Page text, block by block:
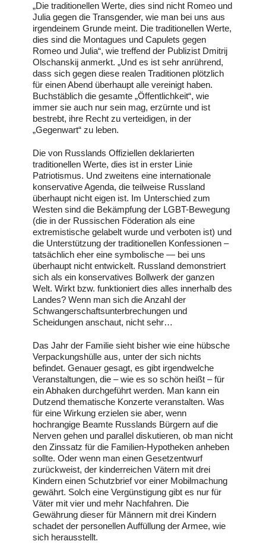
„Die traditionellen Werte, dies sind nicht Romeo und
Julia gegen die Transgender, wie man bei uns aus
irgendeinem Grunde meint. Die traditionellen Werte,
dies sind die Montagues und Capulets gegen
Romeo und Julia“, wie treffend der Publizist Dmitrij
Olschanskij anmerkt. „Und es ist sehr anrührend,
dass sich gegen diese realen Traditionen plötzlich
für einen Abend überhaupt alle vereinigt haben.
Buchstäblich die gesamte „Öffentlichkeit“, wie
immer sie auch nur sein mag, erzürnte und ist
bestrebt, ihre Recht zu verteidigen, in der
„Gegenwart“ zu leben.
Die von Russlands Offiziellen deklarierten
traditionellen Werte, dies ist in erster Linie
Patriotismus. Und zweitens eine internationale
konservative Agenda, die teilweise Russland
überhaupt nicht eigen ist. Im Unterschied zum
Westen sind die Bekämpfung der LGBT-Bewegung
(die in der Russischen Föderation als eine
extremistische gelabelt wurde und verboten ist) und
die Unterstützung der traditionellen Konfessionen –
tatsächlich eher eine symbolische — bei uns
überhaupt nicht entwickelt. Russland demonstriert
sich als ein konservatives Bollwerk der ganzen
Welt. Wirkt bzw. funktioniert dies alles innerhalb des
Landes? Wenn man sich die Anzahl der
Schwangerschaftsunterbrechungen und
Scheidungen anschaut, nicht sehr…
Das Jahr der Familie sieht bisher wie eine hübsche
Verpackungshülle aus, unter der sich nichts
befindet. Genauer gesagt, es gibt irgendwelche
Veranstaltungen, die – wie es so schön heißt – für
ein Abhaken durchgeführt werden. Man kann ein
Dutzend thematische Konzerte veranstalten. Was
für eine Wirkung erzielen sie aber, wenn
hochrangige Beamte Russlands Bürgern auf die
Nerven gehen und parallel diskutieren, ob man nicht
den Zinssatz für die Familien-Hypotheken anheben
sollte. Oder wenn man einen Gesetzentwurf
zurückweist, der kinderreichen Vätern mit drei
Kindern einen Schutzbrief vor einer Mobilmachung
gewährt. Solch eine Vergünstigung gibt es nur für
Väter mit vier und mehr Nachfahren. Die
Gewährung dieser für Männern mit drei Kindern
schadet der personellen Auffüllung der Armee, wie
sich herausstellt.